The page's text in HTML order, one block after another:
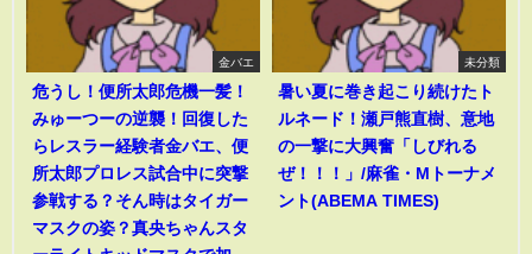
金バエ
危うし！便所太郎危機一髪！
みゅーつーの逆襲！回復した
らレスラー経験者金バエ、便
所太郎プロレス試合中に突撃
参戦する？そん時はタイガー
マスクの姿？真央ちゃんスタ
未分類
暑い夏に巻き起こり続けたト
ルネード！瀬戸熊直樹、意地
の一撃に大興奮「しびれる
ぜ！！！」/麻雀・Mトーナメ
ント(ABEMA TIMES)